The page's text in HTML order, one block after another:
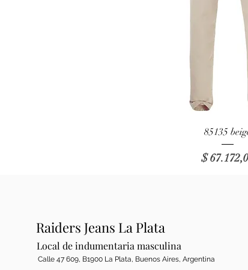
Vista
85135
Precio
$
Raiders Jeans La Plata
Local de indumentaria masculina
Calle 47 609, B1900 La Plata, Buenos Aires, Argentina